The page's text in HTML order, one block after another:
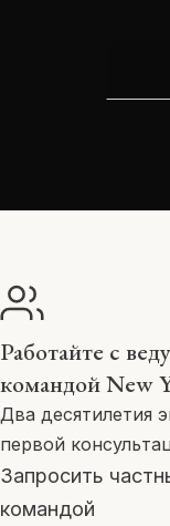
Работайте с
командой New
Два десятилетия
первой
Запросить
командой